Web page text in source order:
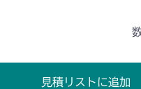
ミッション FIG5 アクスル
ミッション FIG7 アクスル
見積リストに追加